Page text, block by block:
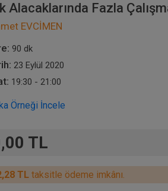
Alacaklarında Fazla
EVCİMEN
90 dk
23 Eylül 2020
19:30 - 21:00
Örneği İncele
TL
TL taksitle ödeme imkânı.